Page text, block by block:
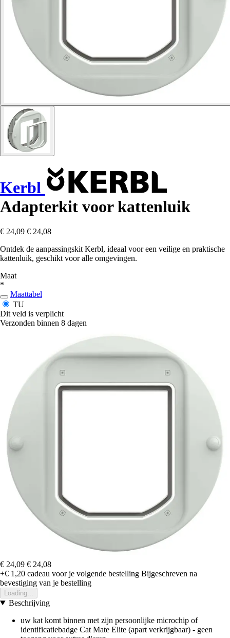
Kerbl
Adapterkit voor kattenluik
€ 24,09 € 24,08
Ontdek de aanpassingskit Kerbl, ideaal voor een veilige en praktische
kattenluik, geschikt voor alle omgevingen.
Maat
*
Maattabel
TU
Dit veld is verplicht
Verzonden binnen 8 dagen
€ 24,09 € 24,08
+€ 1,20 cadeau voor je volgende bestelling Bijgeschreven na
bevestiging van je bestelling
Loading...
Beschrijving
uw kat komt binnen met zijn persoonlijke microchip of
identificatiebadge Cat Mate Elite (apart verkrijgbaar) - geen